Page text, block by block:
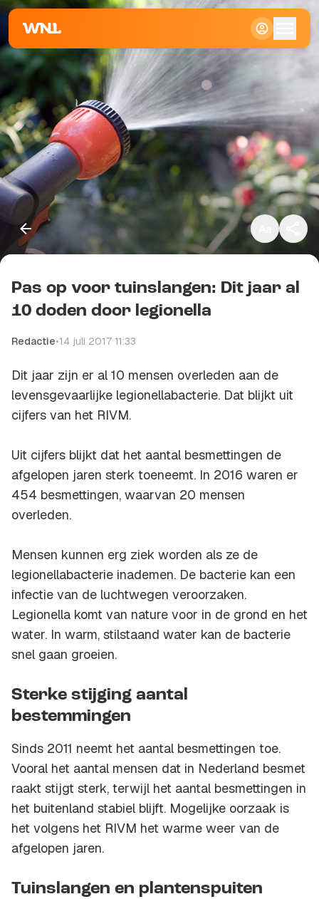
Klein
Standaard
Groot
Kopieer link
Pas op voor tuinslangen: Dit jaar al
10 doden door legionella
Redactie•14 juli 2017 11:33
Dit jaar zijn er al 10 mensen overleden aan de
levensgevaarlijke legionellabacterie. Dat blijkt uit
cijfers van het RIVM.
Uit cijfers blijkt dat het aantal besmettingen de
afgelopen jaren sterk toeneemt. In 2016 waren er
454 besmettingen, waarvan 20 mensen
overleden.
Mensen kunnen erg ziek worden als ze de
legionellabacterie inademen. De bacterie kan een
infectie van de luchtwegen veroorzaken.
Legionella komt van nature voor in de grond en het
water. In warm, stilstaand water kan de bacterie
snel gaan groeien.
Sterke stijging aantal
bestemmingen
Sinds 2011 neemt het aantal besmettingen toe.
Vooral het aantal mensen dat in Nederland besmet
raakt stijgt sterk, terwijl het aantal besmettingen in
het buitenland stabiel blijft. Mogelijke oorzaak is
het volgens het RIVM het warme weer van de
afgelopen jaren.
Tuinslangen en plantenspuiten